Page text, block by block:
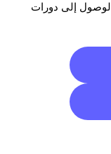
إلى دورات